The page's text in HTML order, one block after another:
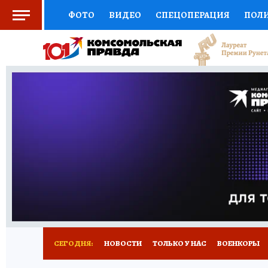
ФОТО ВИДЕО СПЕЦОПЕРАЦИЯ
СОЦПОДДЕРЖКА НАУКА СПЕЦПРОЕКТЫ
НАЦИОНАЛЬНЫЕ ПРОЕКТЫ РОССИИ
ПУТЕВОДИТЕЛЬ
НОВОЕ НА САЙТЕ
СЕГОДНЯ: НОВОСТИ ТОЛЬКО У НАС ВОЕНКОРЫ